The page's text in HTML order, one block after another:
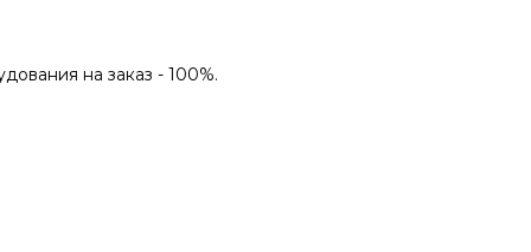
на заказ - 100%.